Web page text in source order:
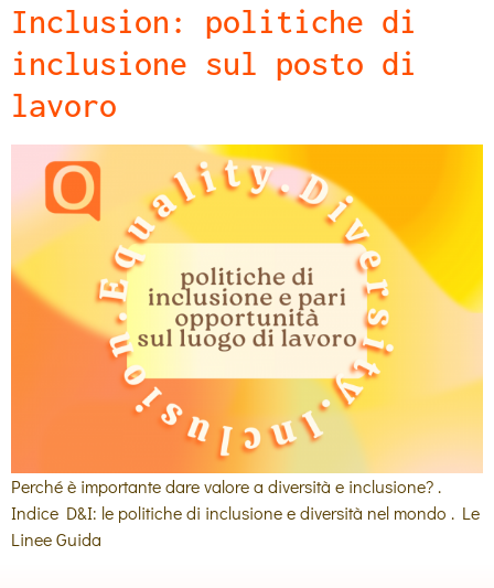
Inclusion: politiche di
inclusione sul posto di
lavoro
Perché è importante dare valore a diversità e inclusione? .
Indice D&I: le politiche di inclusione e diversità nel mondo . Le
Linee Guida